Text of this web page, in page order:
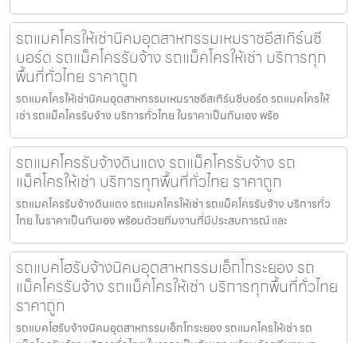
รถแมคโครให้เช่านิคมอุตสาหกรรมเหมราชอีสเทิร์นซี
บอร์ด รถแม็คโครรับจ้าง รถแม็คโครให้เช่า บริการทุก
พื้นที่ทั่วไทย ราคาถูก
รถแมคโครให้เช่านิคมอุตสาหกรรมเหมราชอีสเทิร์นซีบอร์ด รถแมคโครให้
เช่า รถแม็คโครรับจ้าง บริการทั่วไทย ในราคาเป็นกันเอง พร้อ
รถแมคโครรับจ้างดินแดง รถแม็คโครรับจ้าง รถ
แม็คโครให้เช่า บริการทุกพื้นที่ทั่วไทย ราคาถูก
รถแมคโครรับจ้างดินแดง รถแมคโครให้เช่า รถแม็คโครรับจ้าง บริการทั่ว
ไทย ในราคาเป็นกันเอง พร้อมด้วยทีมงานที่มีประสบการณ์ และ
รถแบคโฮรับจ้างนิคมอุตสาหกรรมเอ็กโกระยอง รถ
แม็คโครรับจ้าง รถแม็คโครให้เช่า บริการทุกพื้นที่ทั่วไทย
ราคาถูก
รถแบคโฮรับจ้างนิคมอุตสาหกรรมเอ็กโกระยอง รถแมคโครให้เช่า รถ